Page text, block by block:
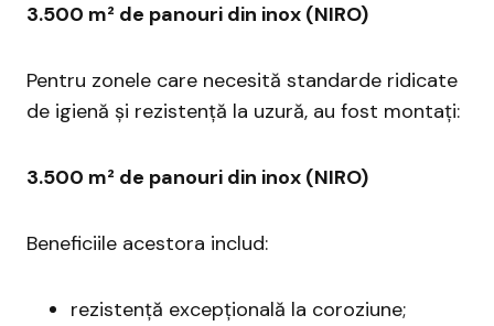
3.500 m² de panouri din inox (NIRO)
Pentru zonele care necesită standarde ridicate
de igienă și rezistență la uzură, au fost montați:
3.500 m² de panouri din inox (NIRO)
Beneficiile acestora includ:
rezistență excepțională la coroziune;